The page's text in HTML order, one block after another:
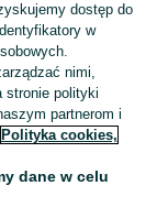
Skorzystaj z największego serwisu ogłoszeniowego - Gradowice i okolice! Kupuj to, czego pragniesz i sprzedawaj to, czego już nie potrzebujesz! Zobacz
dostęp do
w
nimi,
stronie polityki
partnerom i
Polityka cookies,
dane w celu